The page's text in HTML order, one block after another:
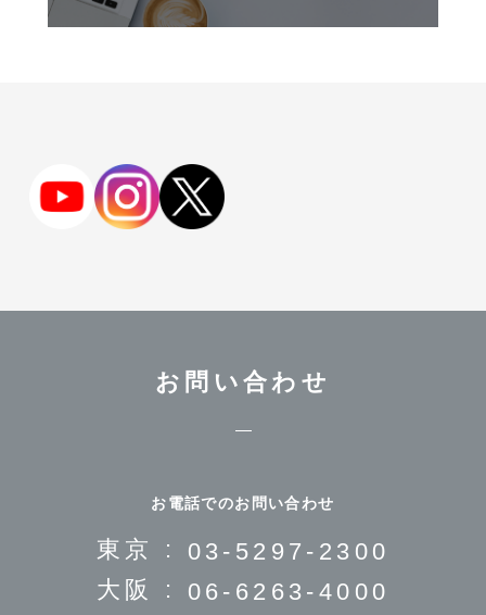
お問い合わせ
お電話でのお問い合わせ
東京 : 03-5297-2300
大阪 : 06-6263-4000